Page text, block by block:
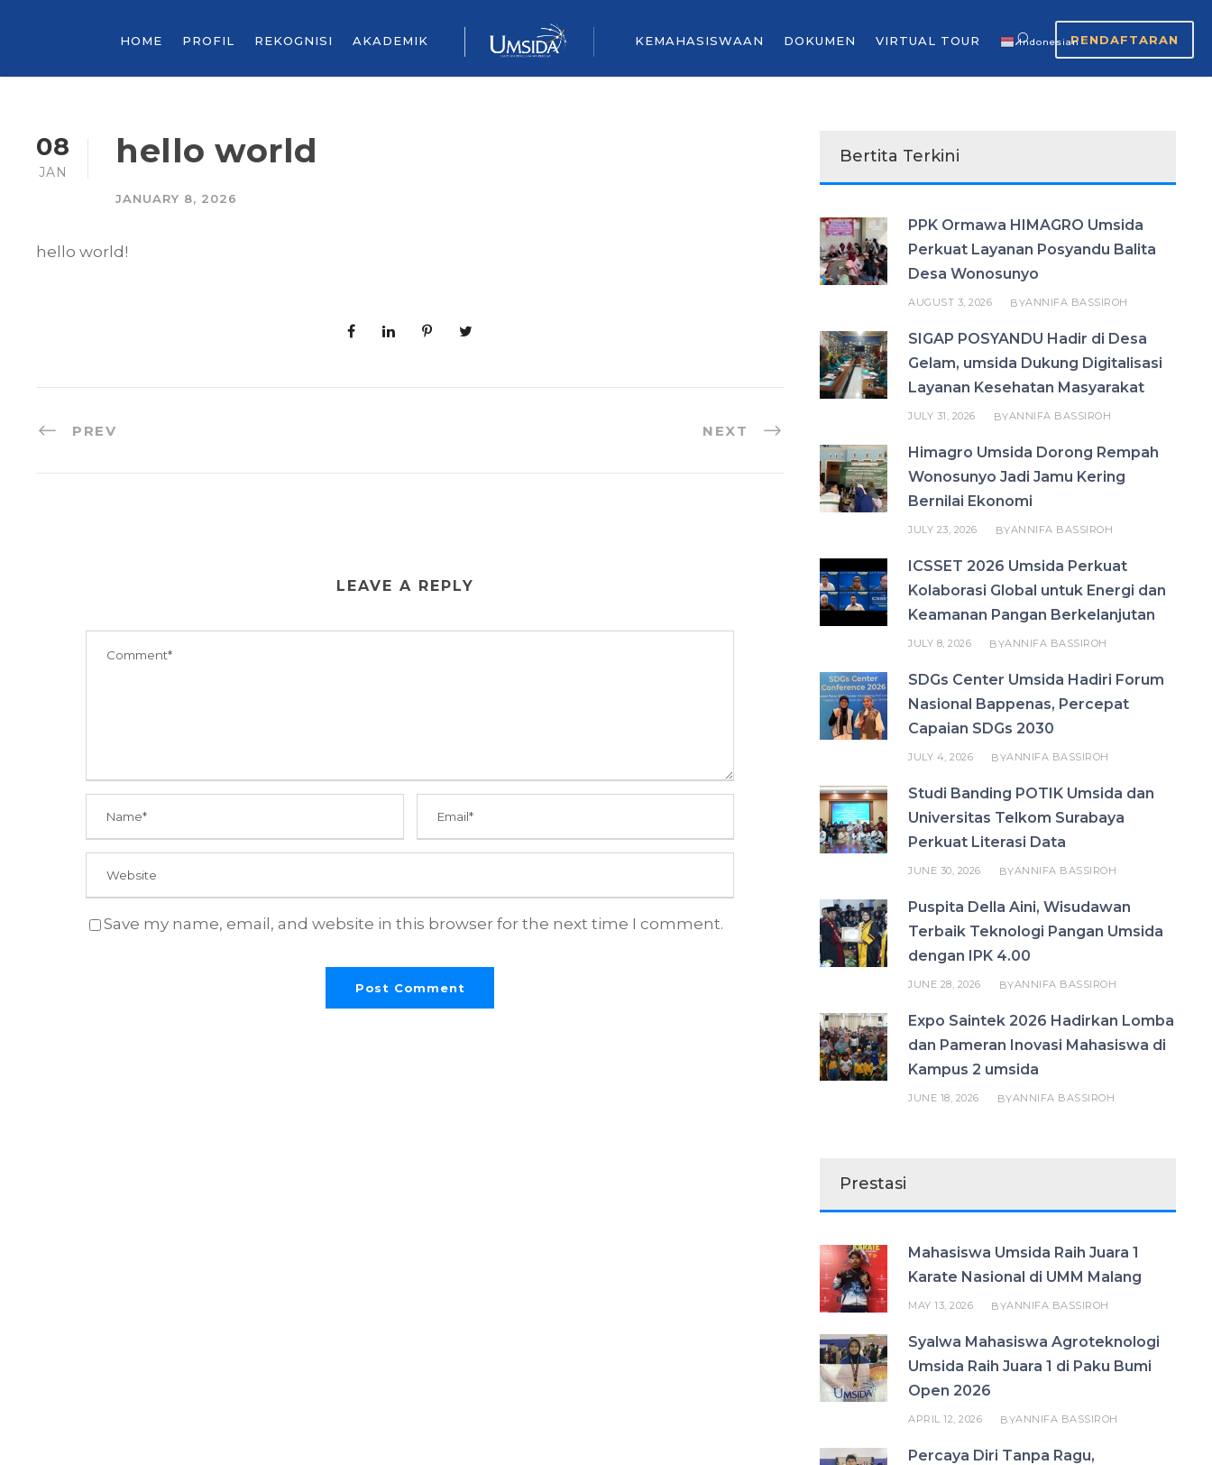
HOME PROFIL REKOGNISI AKADEMIK KEMAHASISWAAN DOKUMEN VIRTUAL TOUR Indonesian ▼
PENDAFTARAN
08
JAN
hello world
JANUARY 8, 2026
hello world!
PREV NEXT
LEAVE A REPLY
Save my name, email, and website in this browser for the next time I comment.
Bertita Terkini
PPK Ormawa HIMAGRO Umsida
Perkuat Layanan Posyandu Balita
Desa Wonosunyo
AUGUST 3, 2026 BYANNIFA BASSIROH
SIGAP POSYANDU Hadir di Desa
Gelam, umsida Dukung Digitalisasi
Layanan Kesehatan Masyarakat
JULY 31, 2026 BYANNIFA BASSIROH
Himagro Umsida Dorong Rempah
Wonosunyo Jadi Jamu Kering
Bernilai Ekonomi
JULY 23, 2026 BYANNIFA BASSIROH
ICSSET 2026 Umsida Perkuat
Kolaborasi Global untuk Energi dan
Keamanan Pangan Berkelanjutan
JULY 8, 2026 BYANNIFA BASSIROH
SDGs Center Umsida Hadiri Forum
Nasional Bappenas, Percepat
Capaian SDGs 2030
JULY 4, 2026 BYANNIFA BASSIROH
Studi Banding POTIK Umsida dan
Universitas Telkom Surabaya
Perkuat Literasi Data
JUNE 30, 2026 BYANNIFA BASSIROH
Puspita Della Aini, Wisudawan
Terbaik Teknologi Pangan Umsida
dengan IPK 4.00
JUNE 28, 2026 BYANNIFA BASSIROH
Expo Saintek 2026 Hadirkan Lomba
dan Pameran Inovasi Mahasiswa di
Kampus 2 umsida
JUNE 18, 2026 BYANNIFA BASSIROH
Prestasi
Mahasiswa Umsida Raih Juara 1
Karate Nasional di UMM Malang
MAY 13, 2026 BYANNIFA BASSIROH
Syalwa Mahasiswa Agroteknologi
Umsida Raih Juara 1 di Paku Bumi
Open 2026
APRIL 12, 2026 BYANNIFA BASSIROH
Percaya Diri Tanpa Ragu,